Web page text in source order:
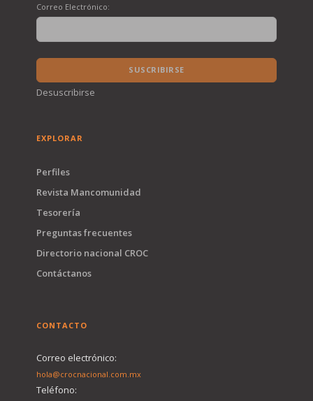
Correo Electrónico:
SUSCRIBIRSE
Desuscribirse
EXPLORAR
Perfiles
Revista Mancomunidad
Tesorería
Preguntas frecuentes
Directorio nacional CROC
Contáctanos
CONTACTO
Correo electrónico:
hola@crocnacional.com.mx
Teléfono: